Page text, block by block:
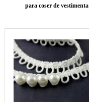
para coser de vestimenta